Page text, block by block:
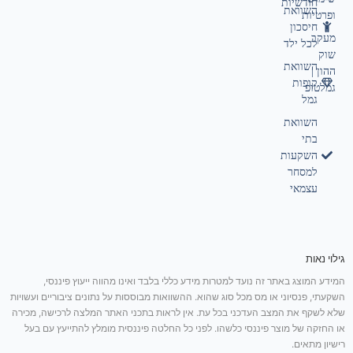
השוואת
חיסכון
לכל ילד
השוואת
קופות
גמל
השוואת
בתי
השקעות
למסחר
עצמאי
ופרטיות
מעקב
שוק
ההון |
גמלטופ
חודשיות
גילוי נאות
המידע המוצג באתר זה נועד למטרות מידע כללי בלבד ואינו מהווה ייעוץ פיננסי,
השקעתי, פנסיוני או מס מכל סוג שהוא. ההשוואות מבוססות על נתונים ציבוריים ועשויות
שלא לשקף את המצב העדכני בכל עת. אין לראות בתכני האתר המלצה לרכישה, מכירה
או החזקה של מוצר פיננסי כלשהו. לפני כל החלטה פיננסית מומלץ להתייעץ עם בעל
רישיון מתאים.